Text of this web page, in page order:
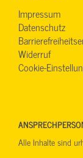
Impressum
Datenschutz
Widerruf
Cookie-
Alle Inhalte sind